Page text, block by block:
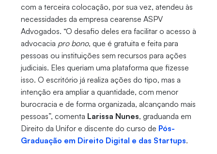
com a terceira colocação, por sua vez, atendeu às
necessidades da empresa cearense ASPV
Advogados. “O desafio deles era facilitar o acesso à
advocacia pro bono, que é gratuita e feita para
pessoas ou instituições sem recursos para ações
judiciais. Eles queriam uma plataforma que fizesse
isso. O escritório já realiza ações do tipo, mas a
intenção era ampliar a quantidade, com menor
burocracia e de forma organizada, alcançando mais
pessoas”, comenta Larissa Nunes, graduanda em
Direito da Unifor e discente do curso de Pós-
Graduação em Direito Digital e das Startups.